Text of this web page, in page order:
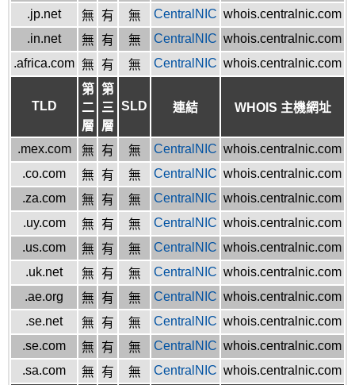
.jp.net
無 有 無 CentralNIC whois.centralnic.com
.in.net
無 有 無 CentralNIC whois.centralnic.com
.africa.com 無 有 無 CentralNIC whois.centralnic.com
TLD
第
二
層
第
三
層
SLD 連結 WHOIS 主機網址
.mex.com 無 有 無 CentralNIC whois.centralnic.com
.co.com
無 有 無 CentralNIC whois.centralnic.com
.za.com
無 有 無 CentralNIC whois.centralnic.com
.uy.com
無 有 無 CentralNIC whois.centralnic.com
.us.com
無 有 無 CentralNIC whois.centralnic.com
.uk.net
無 有 無 CentralNIC whois.centralnic.com
.ae.org
無 有 無 CentralNIC whois.centralnic.com
.se.net
無 有 無 CentralNIC whois.centralnic.com
.se.com
無 有 無 CentralNIC whois.centralnic.com
.sa.com
無 有 無 CentralNIC whois.centralnic.com